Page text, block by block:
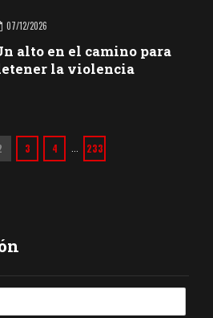
07/12/2026
alto en el camino para
la violencia
3 4 … 233